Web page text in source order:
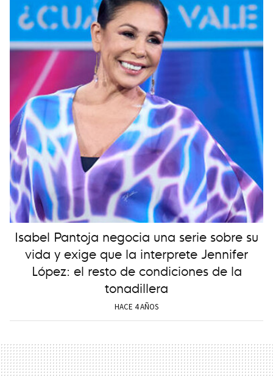
Isabel Pantoja negocia una serie sobre su
vida y exige que la interprete Jennifer
López: el resto de condiciones de la
tonadillera
HACE 4 AÑOS